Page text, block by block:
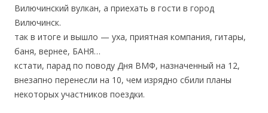
Вилючинский вулкан, а приехать в гости в город
Вилючинск.
так в итоге и вышло — уха, приятная компания, гитары,
баня, вернее, БАНЯ…
кстати, парад по поводу Дня ВМФ, назначенный на 12,
внезапно перенесли на 10, чем изрядно сбили планы
некоторых участников поездки.